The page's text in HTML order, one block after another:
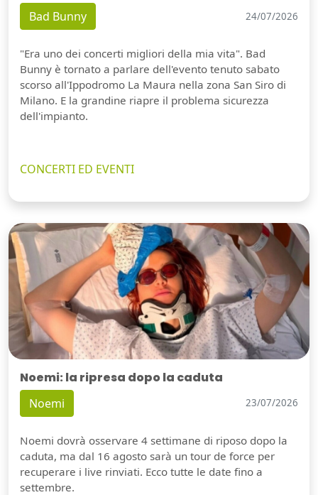
Bad Bunny 24/07/2026
"Era uno dei concerti migliori della mia vita". Bad
Bunny è tornato a parlare dell'evento tenuto sabato
scorso all'Ippodromo La Maura nella zona San Siro di
Milano. E la grandine riapre il problema sicurezza
dell'impianto.
CONCERTI ED EVENTI
Noemi: la ripresa dopo la caduta
Noemi 23/07/2026
Noemi dovrà osservare 4 settimane di riposo dopo la
caduta, ma dal 16 agosto sarà un tour de force per
recuperare i live rinviati. Ecco tutte le date fino a
settembre.